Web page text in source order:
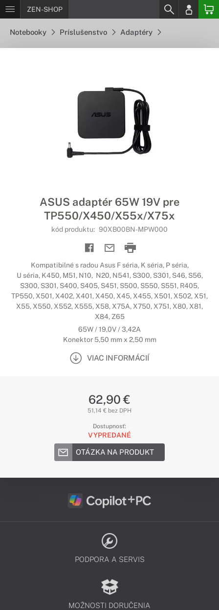
ZEN-SHOP
Notebooky Príslušenstvo Adaptéry
ASUS adaptér 65W 19V pre
TP550/X450/X55x/X75x
kód produktu: 90XB00BN-MPW000
Kompatibilné s radou Asus F séria, K séria, P séria,
U séria, K450, M51, N10, N20, N541, S300, S301, S46, S56,
S300, S301, S400, S405, S451, S500, S550, S551, R405,
TP550, X501, X402, X401, X450, X45, X455, X501, X502, X51,
X55, X550, X552, X555, X58, X75A, X750, X751, X80, X81,
X84, Z65
65W / 19,0V / 3,42A
Konektor 5,50 mm x 2,50 mm
VIAC INFORMÁCIÍ
62,90 €
51,14 € bez DPH
Dostupnosť:
VYPREDANÉ
OTÁZKA NA PRODUKT
PODPORA A SERVIS
MOŽNOSTI DORUČENIA